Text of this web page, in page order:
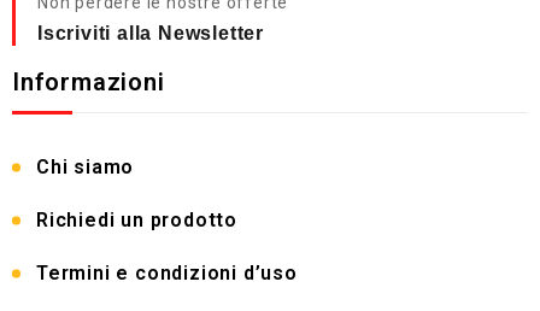
Iscriviti alla Newsletter
Informazioni
Chi siamo
Richiedi un prodotto
Termini e condizioni d’uso